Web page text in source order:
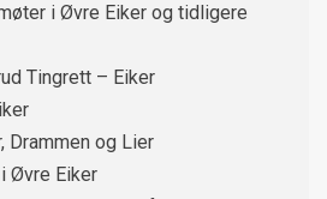
i Øvre Eiker og tidligere
Tingrett – Eiker
Drammen og Lier
Øvre Eiker